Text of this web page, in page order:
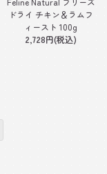
ドライ チキン＆ラムフ
ィースト 100g
2,728円(税込)